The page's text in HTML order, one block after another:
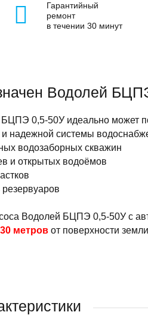
Гарантийный
ремонт
в течении 30 минут
Водолей
0,5-50У идеально может
надежной системы
водозаборных скважин
и открытых водоёмов
Водолей БЦПЭ 0,5-50У с
метров от поверхности